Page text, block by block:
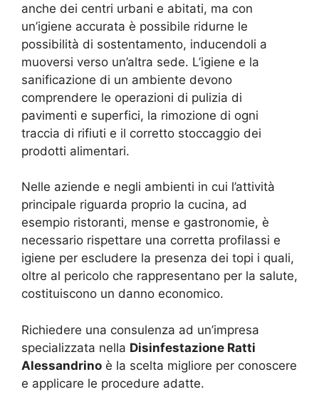
anche dei centri urbani e abitati, ma con
un’igiene accurata è possibile ridurne le
possibilità di sostentamento, inducendoli a
muoversi verso un’altra sede. L’igiene e la
sanificazione di un ambiente devono
comprendere le operazioni di pulizia di
pavimenti e superfici, la rimozione di ogni
traccia di rifiuti e il corretto stoccaggio dei
prodotti alimentari.
Nelle aziende e negli ambienti in cui l’attività
principale riguarda proprio la cucina, ad
esempio ristoranti, mense e gastronomie, è
necessario rispettare una corretta profilassi e
igiene per escludere la presenza dei topi i quali,
oltre al pericolo che rappresentano per la salute,
costituiscono un danno economico.
Richiedere una consulenza ad un’impresa
specializzata nella Disinfestazione Ratti
Alessandrino è la scelta migliore per conoscere
e applicare le procedure adatte.